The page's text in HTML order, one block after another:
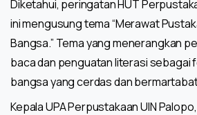
Diketahui, peringatan HUT
ini mengusung tema “Merawat
Bangsa.” Tema yang menerangkan
baca dan penguatan literasi sebagai
bangsa yang cerdas dan
Kepala UPA Perpustakaan UIN